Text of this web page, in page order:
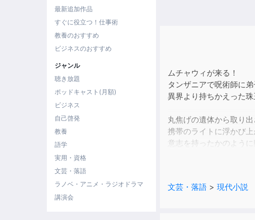
最新追加作品
すぐに役立つ！仕事術
教養のおすすめ
ビジネスのおすすめ
ジャンル
聴き放題
ポッドキャスト(月額)
ビジネス
自己啓発
教養
語学
実用・資格
文芸・落語
ラノベ・アニメ・ラジオドラマ
講演会
ムチャウィが来る！
タンザニアで呪術師に
異界より持ちかえった珠
丸焦げの遺体から取り
携帯のライトに浮かび
意志を持ったかのように
01：案内人・蜃気楼龍玉
文芸・落語 > 現代小説